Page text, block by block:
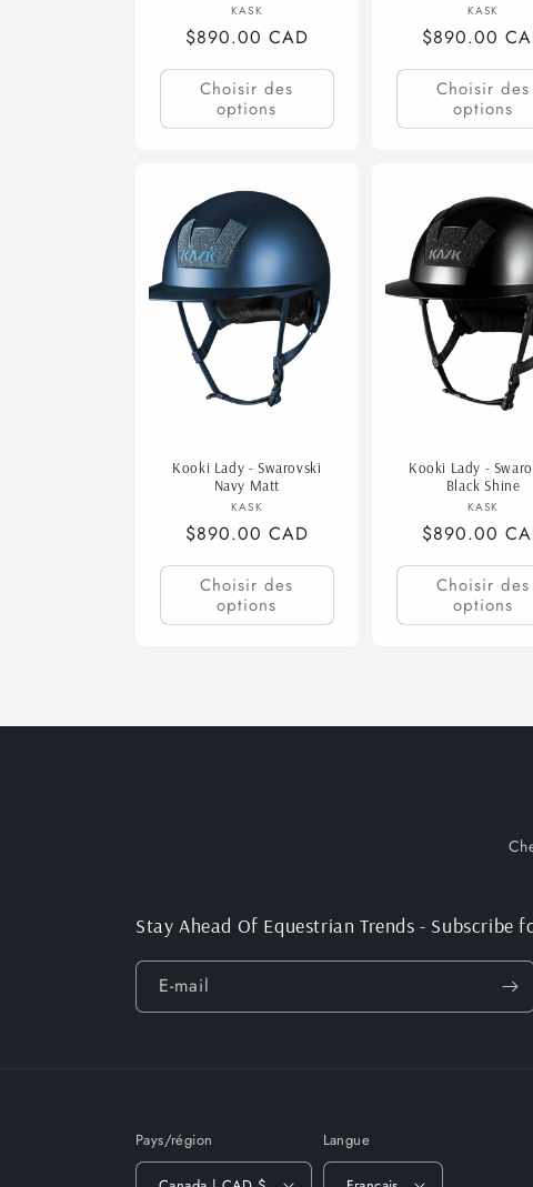
Fournisseur :
KASK
Prix
habituel
$890.00 CAD
Choisir des
options
KASK
Prix
habituel
$890.00
Choisir des
options
Kooki Lady - Swarovski
Navy Matt
Fournisseur :
KASK
Prix
habituel
$890.00 CAD
Choisir des
options
Kooki Lady -
Black Shine
KASK
Prix
habituel
$890.00
Choisir des
options
Stay Ahead Of Equestrian Trends - Subscribe
E-mail
Pays/région Langue